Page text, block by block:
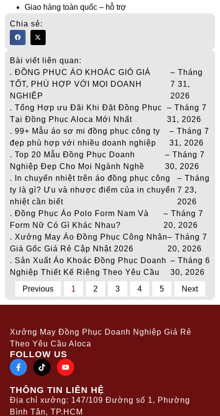
Giao hàng toàn quốc – hỗ trợ
Chia sẻ:
Bài viết liên quan:
. ĐỒNG PHỤC ÁO KHOÁC GIÓ GIÁ
TỐT, PHÙ HỢP VỚI MỌI DOANH
NGHIỆP
– Tháng
7 31,
2026
. Tổng Hợp ưu Đãi Khi Đặt Đồng Phục
Tại Đồng Phục Aloca Mới Nhất
– Tháng 7
31, 2026
. 99+ Mẫu áo sơ mi đồng phục công ty
đẹp phù hợp với nhiều doanh nghiệp
– Tháng 7
31, 2026
. Top 20 Mẫu Đồng Phục Doanh
Nghiệp Đẹp Cho Mọi Ngành Nghề
– Tháng 7
30, 2026
. In chuyển nhiệt trên áo đồng phục công
ty là gì? Ưu và nhược điểm của in chuyển
nhiệt cần biết
– Tháng
7 23,
2026
. Đồng Phục Áo Polo Form Nam Và
Form Nữ Có Gì Khác Nhau?
– Tháng 7
20, 2026
. Xưởng May Áo Đồng Phục Công Nhân
Giá Gốc Giá Rẻ Cập Nhật 2026
– Tháng 7
20, 2026
. Sản Xuất Áo Khoác Đồng Phục Doanh
Nghiệp Thiết Kế Riêng Theo Yêu Cầu
– Tháng 6
30, 2026
Previous
1 2 3 4 5 Next
Xưởng May Đồng Phục Doanh Nghiệp Giá Rẻ
Theo Yêu Cầu Aloca
FOLLOW US
THÔNG TIN LIÊN HỆ
Địa chỉ xưởng: 147/109 Đường số 1, Phường
Bình Tân, TP.HCM